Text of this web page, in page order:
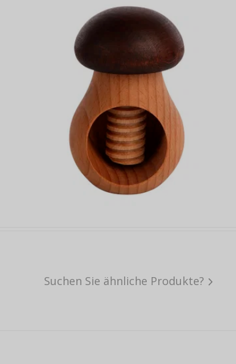
Suchen Sie ähnliche Produkte?